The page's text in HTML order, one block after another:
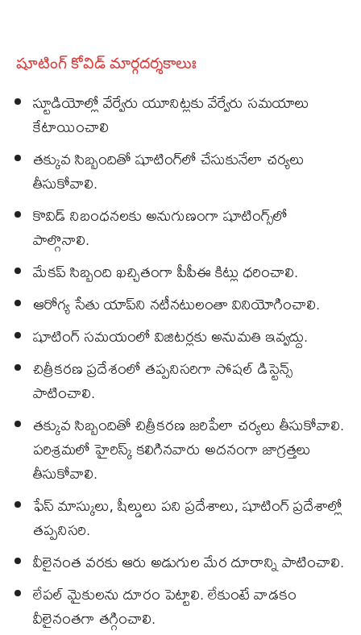
షూటింగ్‌ కోవిడ్‌ మార్గదర్శకాలుః
స్టూడియోల్లో వేర్వేరు యూనిట్లకు వేర్వేరు సమయాలు
కేటాయించాలి
తక్కువ సిబ్బందితో షూటింగ్‌లో చేసుకునేలా చర్యలు
తీసుకోవాలి.
కొవిడ్‌ నిబంధనలకు అనుగుణంగా షూటింగ్స్‌లో
పాల్గొనాలి.
మేకప్ సిబ్బంది ఖచ్చితంగా పీపీఈ కిట్లు ధరించాలి.
ఆరోగ్య సేతు యాప్‌ని నటీనటులంతా వినియోగించాలి.
షూటింగ్ సమయంలో విజిటర్లకు అనుమతి ఇవ్వద్దు.
చిత్రీకరణ ప్రదేశంలో తప్పనిసరిగా సోషల్‌ డిస్టెన్స్‌
పాటించాలి.
తక్కువ సిబ్బందితో చిత్రీకరణ జరిపేలా చర్యలు తీసుకోవాలి.
పరిశ్రమలో హైరిస్క్ కలిగినవారు అదనంగా జాగ్రత్తలు
తీసుకోవాలి.
ఫేస్ మాస్కులు, షీల్డులు పని ప్రదేశాలు, షూటింగ్ ప్రదేశాల్లో
తప్పనిసరి.
వీలైనంత వరకు ఆరు అడుగుల మేర దూరాన్ని పాటించాలి.
లేపల్ మైకులను దూరం పెట్టాలి. లేకుంటే వాడకం
వీలైనంతగా తగ్గించాలి.